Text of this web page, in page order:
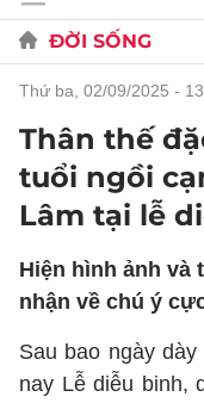
ĐỜI SỐNG
thứ ba, 02/09/2025 -
Thân thế
tuổi ngồi
Lâm tại lễ
Hiện hình ảnh và
nhận về chú ý
Sau bao ngày
nay Lễ diễu binh,